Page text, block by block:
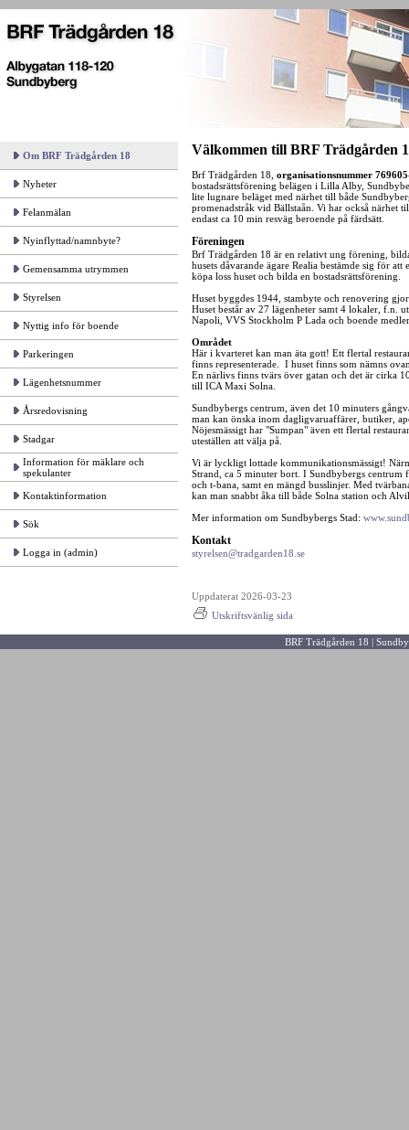
Om BRF Trädgården 18
Nyheter
Felanmälan
Nyinflyttad/namnbyte?
Gemensamma utrymmen
Styrelsen
Nyttig info för boende
Parkeringen
Lägenhetsnummer
Årsredovisning
Stadgar
Information för mäklare och
spekulanter
Kontaktinformation
Sök
Logga in (admin)
Välkommen till BRF Trädgården
Brf Trädgården 18, organisationsnummer
bostadsrättsförening belägen i Lilla Alby,
lite lugnare beläget med närhet till både
promenadstråk vid Bällstaån. Vi har också närhet
endast ca 10 min resväg beroende på färdsätt.
Föreningen
Brf Trädgården 18 är en relativt ung förening,
husets dåvarande ägare Realia bestämde sig för att
köpa loss huset och bilda en bostadsrättsförening.
Huset byggdes 1944, stambyte och renovering
Huset består av 27 lägenheter samt 4 lokaler, f.n.
Napoli, VVS Stockholm P Lada och boende
Området
Här i kvarteret kan man äta gott! Ett flertal
finns representerade. I huset finns som nämns
En närlivs finns tvärs över gatan och det är cirka
till ICA Maxi Solna.
Sundbybergs centrum, även det 10 minuters
man kan önska inom dagligvaruaffärer, butiker,
Nöjesmässigt har "Sumpan" även ett flertal
uteställen att välja på.
Vi är lyckligt lottade kommunikationsmässigt!
Strand, ca 5 minuter bort. I Sundbybergs centrum
och t-bana, samt en mängd busslinjer. Med
kan man snabbt åka till både Solna station och
Mer information om Sundbybergs Stad:
Kontakt
styrelsen@tradgarden18.se
Uppdaterat 2026-03-23
Utskriftsvänlig sida
BRF Trädgården 18 |